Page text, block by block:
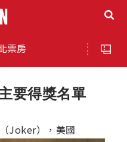
票房
要得獎名單
Joker），美國